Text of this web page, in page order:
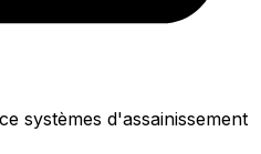
systèmes d'assainissement